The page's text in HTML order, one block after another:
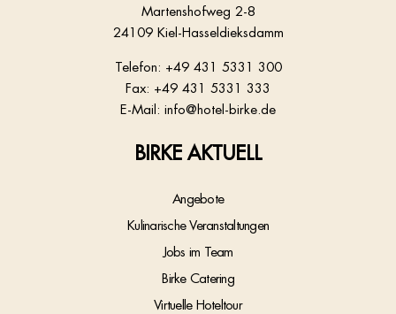
Martenshofweg 2-8
24109 Kiel-Hasseldieksdamm
Telefon: +49 431 5331 300
Fax: +49 431 5331 333
E-Mail: info@hotel-birke.de
BIRKE AKTUELL
Angebote
Kulinarische Veranstaltungen
Jobs im Team
Birke Catering
Virtuelle Hoteltour